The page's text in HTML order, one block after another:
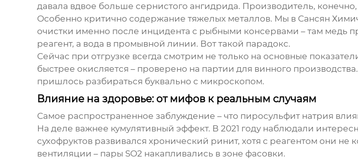
давала вдвое больше сернистого ангидрида. Производитель,
Особенно критично содержание тяжелых металлов. Мы в Сансян
очистки именно после инцидента с рыбными консервами – там медь
реагент, а вода в промывной линии. Вот такой парадокс.
Сейчас при отгрузке всегда смотрим не только на основные
быстрее окисляется – проверено на партии для винного
пришлось разбираться буквально с микроскопом.
Влияние на здоровье: от мифов к реальным случаям
Самое распространенное заблуждение – что пиросульфит натрия
На деле важнее кумулятивный эффект. В 2021 году наблюдали
сухофруктов развивался хронический ринит, хотя с реагентом они
вентиляции – пары SO2 накапливались в зоне фасовки.